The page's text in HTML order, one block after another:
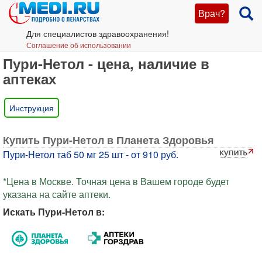
Врач?
Для специалистов здравоохранения!
Соглашение об использовании
Пури-Нетол - цена, наличие в
аптеках
Инструкция
Купить Пури-Нетол в Планета Здоровья
Пури-Нетол таб 50 мг 25 шт - от 910 руб.
*Цена в Москве. Точная цена в Вашем городе будет
указана на сайте аптеки.
Искать Пури-Нетол в: